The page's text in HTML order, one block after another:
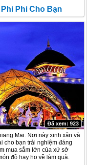
Phi Cho Bạn
Mai. Nơi này xinh xắn và
cho bạn trải nghiệm đáng
mua sắm lớn của xứ sở
đồ hay ho về làm quà.
Đã xem: 923